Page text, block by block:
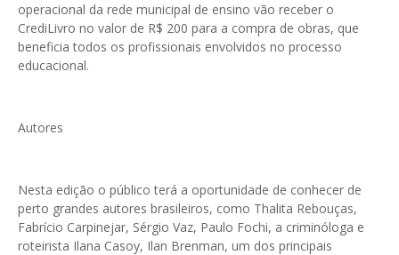
operacional da rede municipal de ensino vão receber o
CrediLivro no valor de R$ 200 para a compra de obras, que
beneficia todos os profissionais envolvidos no processo
educacional.
Autores
Nesta edição o público terá a oportunidade de conhecer de
perto grandes autores brasileiros, como Thalita Rebouças,
Fabrício Carpinejar, Sérgio Vaz, Paulo Fochi, a criminóloga e
roteirista Ilana Casoy, Ilan Brenman, um dos principais